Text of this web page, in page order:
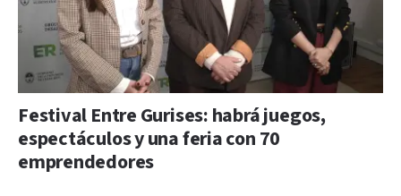
Festival Entre Gurises: habrá juegos,
espectáculos y una feria con 70
emprendedores